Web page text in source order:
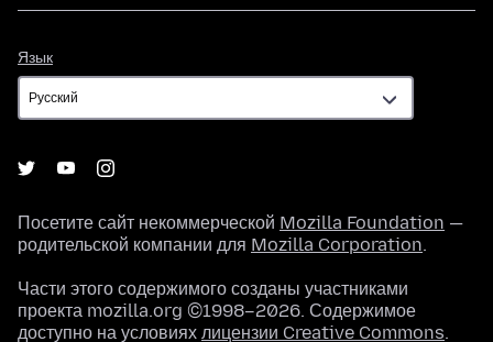
Язык
Посетите сайт некоммерческой Mozilla Foundation —
родительской компании для Mozilla Corporation.
Части этого содержимого созданы участниками
проекта mozilla.org ©1998–2026. Содержимое
доступно на условиях лицензии Creative Commons.